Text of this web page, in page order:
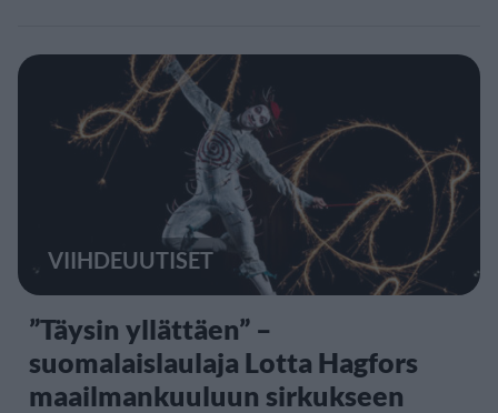
VIIHDEUUTISET
”Täysin yllättäen” –
suomalaislaulaja Lotta Hagfors
maailmankuuluun sirkukseen